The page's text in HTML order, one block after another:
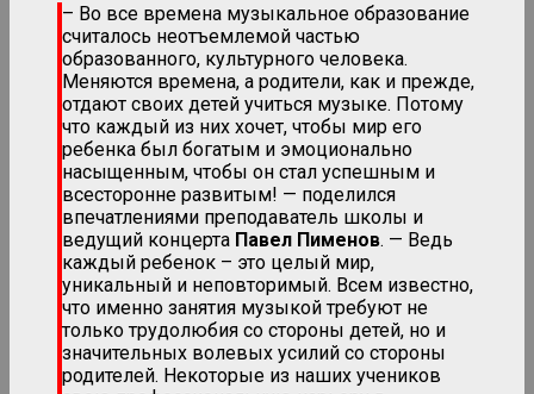
– Во все времена музыкальное образование
считалось неотъемлемой частью
образованного, культурного человека.
Меняются времена, а родители, как и прежде,
отдают своих детей учиться музыке. Потому
что каждый из них хочет, чтобы мир его
ребенка был богатым и эмоционально
насыщенным, чтобы он стал успешным и
всесторонне развитым! — поделился
впечатлениями преподаватель школы и
ведущий концерта Павел Пименов. — Ведь
каждый ребенок – это целый мир,
уникальный и неповторимый. Всем известно,
что именно занятия музыкой требуют не
только трудолюбия со стороны детей, но и
значительных волевых усилий со стороны
родителей. Некоторые из наших учеников